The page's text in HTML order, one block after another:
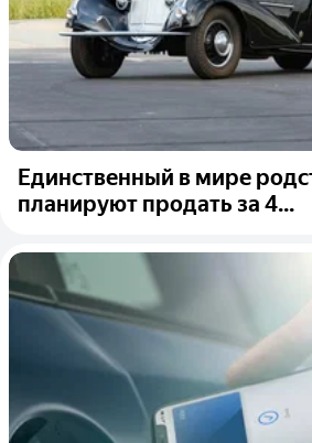
Единственный в мире
планируют продать за 4...